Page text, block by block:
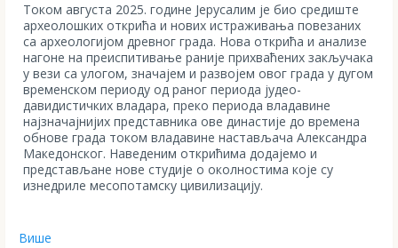
Током августа 2025. године Јерусалим је био средиште
археолошких открића и нових истраживања повезаних
са археологијом древног града. Нова открића и анализе
нагоне на преиспитивање раније прихваћених закључака
у вези са улогом, значајем и развојем овог града у дугом
временском периоду од раног периода јудео-
давидистичких владара, преко периода владавине
најзначајнијих представника ове династије до времена
обнове града током владавине настављача Александра
Македонског. Наведеним открићима додајемо и
представљане нове студије о околностима које су
изнедриле месопотамску цивилизацију.
Више